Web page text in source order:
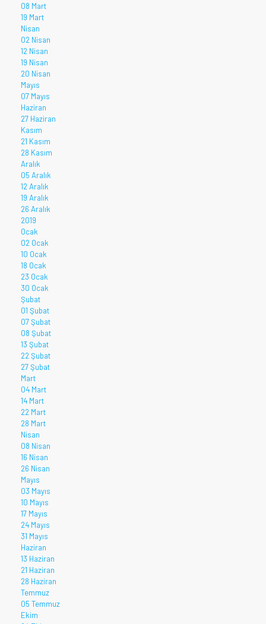
08 Mart
19 Mart
Nisan
02 Nisan
12 Nisan
19 Nisan
20 Nisan
Mayıs
07 Mayıs
Haziran
27 Haziran
Kasım
21 Kasım
28 Kasım
Aralık
05 Aralık
12 Aralık
19 Aralık
26 Aralık
2019
Ocak
02 Ocak
10 Ocak
18 Ocak
23 Ocak
30 Ocak
Şubat
01 Şubat
07 Şubat
08 Şubat
13 Şubat
22 Şubat
27 Şubat
Mart
04 Mart
14 Mart
22 Mart
28 Mart
Nisan
08 Nisan
16 Nisan
26 Nisan
Mayıs
03 Mayıs
10 Mayıs
17 Mayıs
24 Mayıs
31 Mayıs
Haziran
13 Haziran
21 Haziran
28 Haziran
Temmuz
05 Temmuz
Ekim